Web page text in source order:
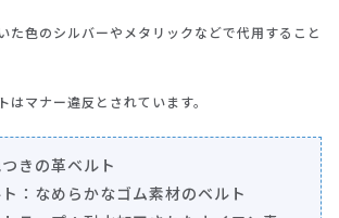
た色のシルバーやメタリックなどで代用すること
はマナー違反とされています。
きの革ベルト
：なめらかなゴム素材のベルト